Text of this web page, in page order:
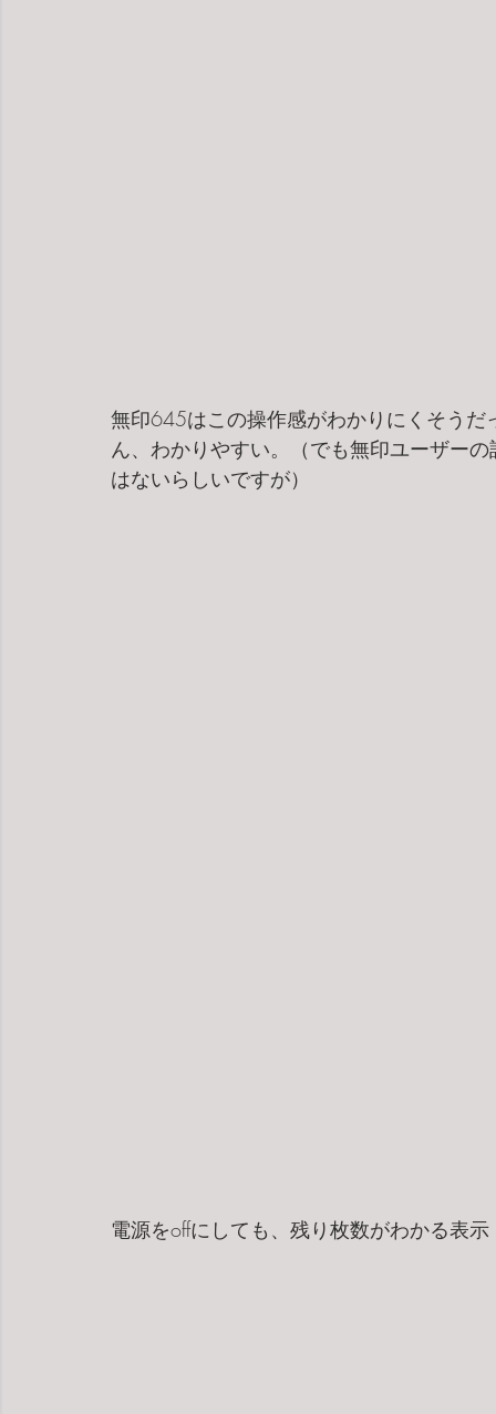
無印645はこの操作感がわかりにくそう
ん、わかりやすい。（でも無印ユーザー
はないらしいですが）
電源をoffにしても、残り枚数がわかる表示